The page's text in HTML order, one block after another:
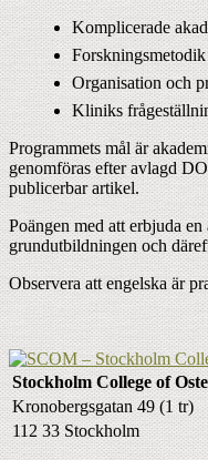
Komplicerade
Organisation och
Kliniks
Programmets mål är
genomföras efter avlagd
publicerbar artikel.
Poängen med att erbjuda
grundutbildningen och
Observera att engelska är
Stockholm College of
Kronobergsgatan 49 (1 tr)
112 33 Stockholm